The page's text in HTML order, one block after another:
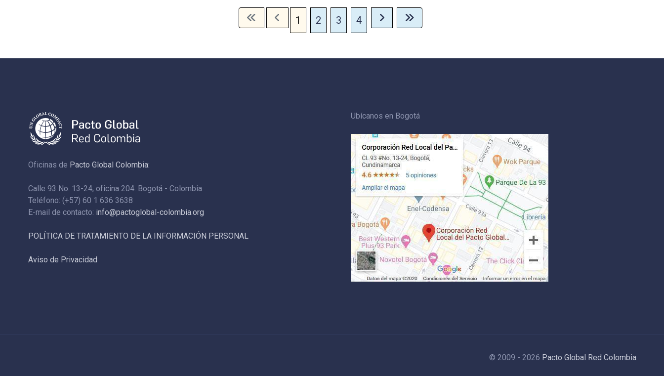
1 2 3 4
Oficinas de Pacto Global Colombia:
Calle 93 No. 13-24, oficina 204. Bogotá - Colombia
Teléfono: (+57) 60 1 636 3638
E-mail de contacto: info@pactoglobal-colombia.org
POLÍTICA DE TRATAMIENTO DE LA INFORMACIÓN PERSONAL
Aviso de Privacidad
Ubícanos en Bogotá
© 2009 - 2026 Pacto Global Red Colombia